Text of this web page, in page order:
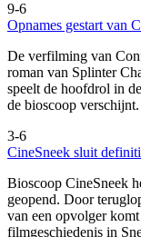
9-6
Opnames gestart van
De verfilming van
roman van Splinter
speelt de hoofdrol in
de bioscoop verschijnt.
3-6
CineSneek sluit
Bioscoop CineSneek
geopend. Door
van een opvolger
filmgeschiedenis in